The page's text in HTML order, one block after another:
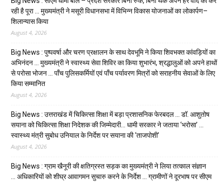
रही है पूरा … मुख्यमंत्री ने मसूरी विधानसभा में विभिन्न विकास योजनाओं का लोकार्पण–
शिलान्यास किया
August 4, 2026
Big News : पुष्पवर्षा और चरण प्रक्षालन के साथ देवभूमि ने किया शिवभक्त कांवड़ियों का
अभिनंदन … मुख्यमंत्री ने स्वास्थ्य सेवा शिविर का किया शुभारंभ, श्रद्धालुओं को अपने हाथों
से परोसा भोजन … पाँच पुलिसकर्मियों एवं पाँच पर्यावरण मित्रों को सराहनीय सेवाओं के लिए
किया सम्मानित
August 4, 2026
Big News : उत्तराखंड में चिकित्सा शिक्षा में बड़ा प्रशासनिक फेरबदल … डॉ. आशुतोष
सयाना को चिकित्सा शिक्षा निदेशक की जिम्मेदारी… धामी सरकार ने जताया ‘भरोसा’ …
स्वास्थ्य मंत्री सुबोध उनियाल के निर्देश पर सयाना की ‘ताजपोशी’
August 4, 2026
Big News : ग्राम खैनूरी की क्षतिग्रस्त सड़क का मुख्यमंत्री ने लिया तत्काल संज्ञान
… अधिकारियों को शीघ्र आवागमन सुचारु करने के निर्देश … ग्रामीणों ने दूरभाष पर सीएम